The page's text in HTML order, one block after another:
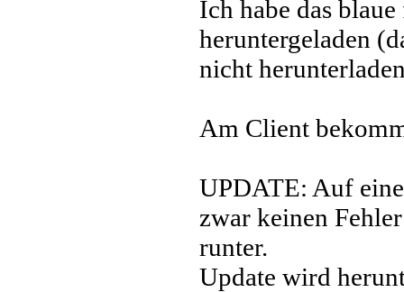
Ich habe das
heruntergeladen
nicht
Am Client
UPDATE: Auf
zwar keinen
runter.
Update wird